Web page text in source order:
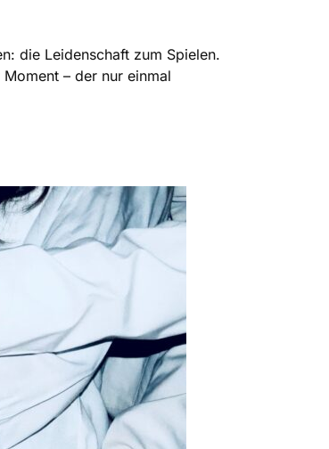
die Leidenschaft zum Spielen.
– der nur einmal